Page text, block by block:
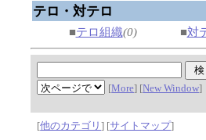
テロ・対テロ
■テロ組織(0) ■対
[More] [New Window]
[他のカテゴリ] [サイトマップ]